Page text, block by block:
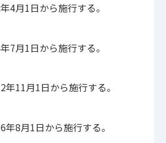
4月1日から施行する。
7月1日から施行する。
年11月1日から施行する。
8月1日から施行する。